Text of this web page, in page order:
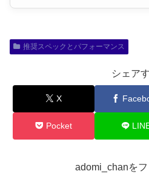
推奨スペックとパフォーマンス
シェア
X
Pocket
adomi_chanを